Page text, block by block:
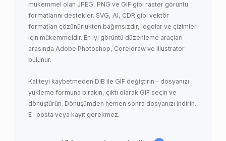
mükemmel olan JPEG, PNG ve GIF gibi raster görüntü
formatlarını destekler. SVG, AI, CDR gibi vektör
formatları çözünürlükten bağımsızdır, logolar ve çizimler
için mükemmeldir. En iyi görüntü düzenleme araçları
arasında Adobe Photoshop, Coreldraw ve Illustrator
bulunur.
Kaliteyi kaybetmeden DIB ile GIF değiştirin - dosyanızı
yükleme formuna bırakın, çıktı olarak GIF seçin ve
dönüştürün. Dönüşümden hemen sonra dosyanızı indirin.
E -posta veya kayıt gerekmez.